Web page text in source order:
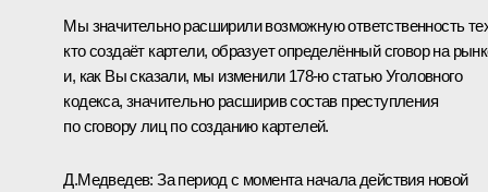
Мы значительно расширили возможную ответственность
кто создаёт картели, образует определённый сговор на
и, как Вы сказали, мы изменили 178-ю статью Уголовного
кодекса, значительно расширив состав преступления
по сговору лиц по созданию картелей.
Д.Медведев: За период с момента начала действия новой